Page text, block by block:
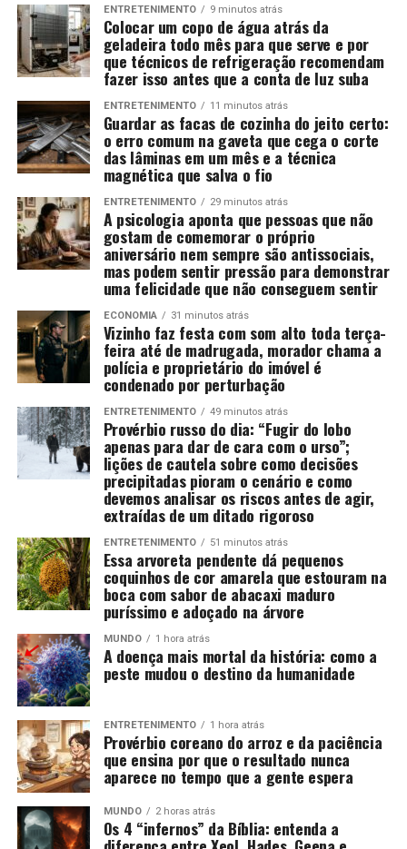
ENTRETENIMENTO 9 minutos atrás
Colocar um copo de água atrás da
geladeira todo mês para que serve e por
que técnicos de refrigeração recomendam
fazer isso antes que a conta de luz suba
ENTRETENIMENTO 11 minutos atrás
Guardar as facas de cozinha do jeito certo:
o erro comum na gaveta que cega o corte
das lâminas em um mês e a técnica
magnética que salva o fio
ENTRETENIMENTO 29 minutos atrás
A psicologia aponta que pessoas que não
gostam de comemorar o próprio
aniversário nem sempre são antissociais,
mas podem sentir pressão para demonstrar
uma felicidade que não conseguem sentir
ECONOMIA 31 minutos atrás
Vizinho faz festa com som alto toda terça-
feira até de madrugada, morador chama a
polícia e proprietário do imóvel é
condenado por perturbação
ENTRETENIMENTO 49 minutos atrás
Provérbio russo do dia: “Fugir do lobo
apenas para dar de cara com o urso”;
lições de cautela sobre como decisões
precipitadas pioram o cenário e como
devemos analisar os riscos antes de agir,
extraídas de um ditado rigoroso
ENTRETENIMENTO 51 minutos atrás
Essa arvoreta pendente dá pequenos
coquinhos de cor amarela que estouram na
boca com sabor de abacaxi maduro
puríssimo e adoçado na árvore
MUNDO 1 hora atrás
A doença mais mortal da história: como a
peste mudou o destino da humanidade
ENTRETENIMENTO 1 hora atrás
Provérbio coreano do arroz e da paciência
que ensina por que o resultado nunca
aparece no tempo que a gente espera
MUNDO 2 horas atrás
Os 4 “infernos” da Bíblia: entenda a